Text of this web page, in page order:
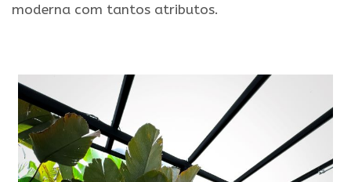
moderna com tantos atributos.